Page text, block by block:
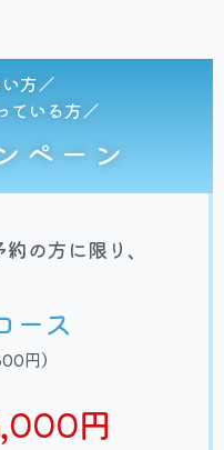
方／
ている方／
ペーン
の方に限り、
ース
円）
円